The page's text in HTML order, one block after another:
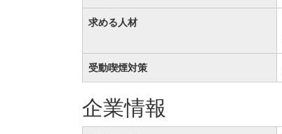
求める人材
受動喫煙対策
企業情報